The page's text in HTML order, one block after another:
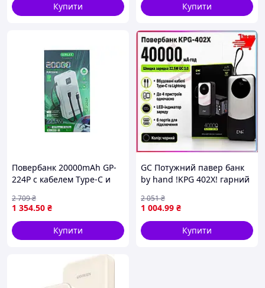
Купити Купити
Повербанк 20000mAh GP-
224P с кабелем Type-C и
смартфонов и планшетов с
LED дисплеем
1 354.50 ₴
2 709₴
Купити
GC Потужний павер банк
by hand !KPG 402X! гарний
павербанки 40000mAh з
вбудованими Tro1\09
1 004.99 ₴
2 051₴
Купити